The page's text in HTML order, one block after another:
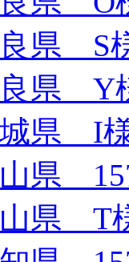
県 S
県 Y
県 I
県
県 T